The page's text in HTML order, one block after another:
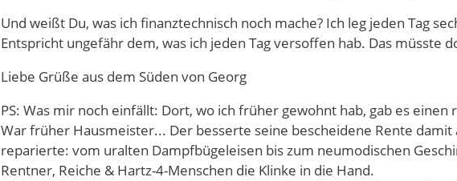
Und weißt Du, was ich finanztechnisch noch mache? Ich leg jeden Tag
Entspricht ungefähr dem, was ich jeden Tag versoffen hab. Das müsste
Liebe Grüße aus dem Süden von Georg
PS: Was mir noch einfällt: Dort, wo ich früher gewohnt hab, gab es
War früher Hausmeister... Der besserte seine bescheidene Rente damit
reparierte: vom uralten Dampfbügeleisen bis zum neumodischen
Rentner, Reiche & Hartz-4-Menschen die Klinke in die Hand.